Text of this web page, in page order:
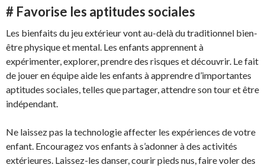
# Favorise les aptitudes sociales
Les bienfaits du jeu extérieur vont au-delà du traditionnel bien-
être physique et mental. Les enfants apprennent à
expérimenter, explorer, prendre des risques et découvrir. Le fait
de jouer en équipe aide les enfants à apprendre d’importantes
aptitudes sociales, telles que partager, attendre son tour et être
indépendant.
Ne laissez pas la technologie affecter les expériences de votre
enfant. Encouragez vos enfants à s’adonner à des activités
extérieures. Laissez-les danser, courir pieds nus, faire voler des